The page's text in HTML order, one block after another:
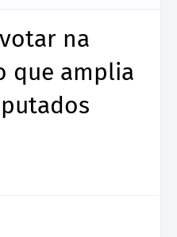
na
que amplia